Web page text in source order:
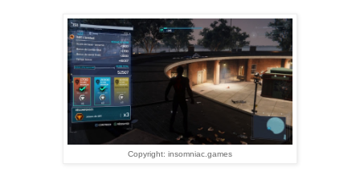
Copyright: insomniac.games